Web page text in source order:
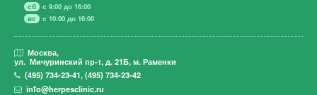
сб
с 9:00 до 16:00
вс
с 10:00 до 16:00
Москва,
ул. Мичуринский пр-т, д. 21Б, м. Раменки
(495)734-23-41,(495)734-23-42
info@herpesclinic.ru